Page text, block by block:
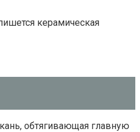
керамическая
обтягивающая главную